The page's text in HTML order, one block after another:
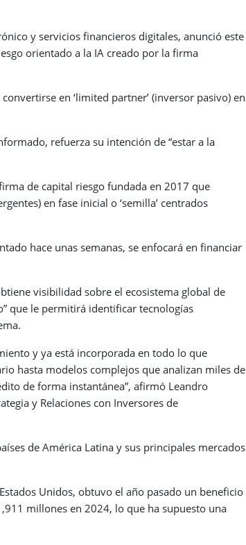
y servicios financieros digitales, anunció este
orientado a la IA creado por la firma
en ‘limited partner’ (inversor pasivo) en
refuerza su intención de “estar a la
de capital riesgo fundada en 2017 que
en fase inicial o ‘semilla’ centrados
hace unas semanas, se enfocará en financiar
visibilidad sobre el ecosistema global de
que le permitirá identificar tecnologías
y ya está incorporada en todo lo que
hasta modelos complejos que analizan miles de
de forma instantánea”, afirmó Leandro
y Relaciones con Inversores de
de América Latina y sus principales mercados
Unidos, obtuvo el año pasado un beneficio
millones en 2024, lo que ha supuesto una